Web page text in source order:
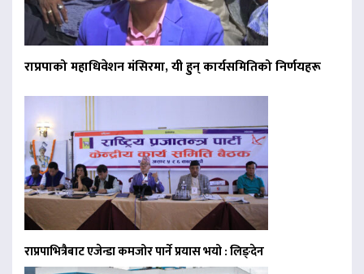
राप्रपाको महाधिवेशन मंसिरमा, यी हुन् कार्यसमितिको निर्णयहरू
राप्रपाभित्रैबाट एजेन्डा कमजोर पार्ने प्रयास भयो : लिङ्देन